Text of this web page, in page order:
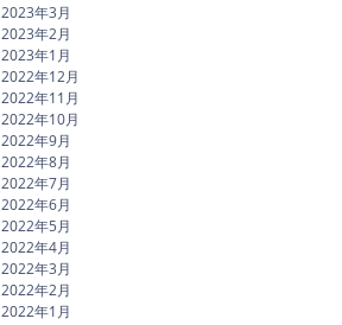
2023年3月
2023年2月
2023年1月
2022年12月
2022年11月
2022年10月
2022年9月
2022年8月
2022年7月
2022年6月
2022年5月
2022年4月
2022年3月
2022年2月
2022年1月